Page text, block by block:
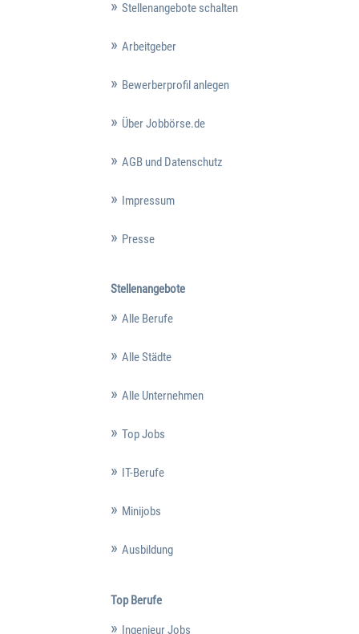
Stellenangebote schalten
Arbeitgeber
Bewerberprofil anlegen
Über Jobbörse.de
AGB und Datenschutz
Impressum
Presse
Stellenangebote
Alle Berufe
Alle Städte
Alle Unternehmen
Top Jobs
IT-Berufe
Minijobs
Ausbildung
Top Berufe
Ingenieur Jobs